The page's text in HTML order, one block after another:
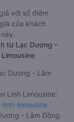
với số điểm
của khách
từ Lạc Dương -
Dương - Lâm
Linh Limousine:
limousine
- Lâm Đồng